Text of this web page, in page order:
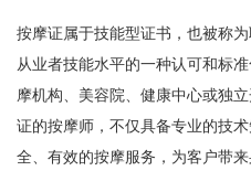
按摩证属于技能型证书，也被称
从业者技能水平的一种认可和标
摩机构、美容院、健康中心或独
证的按摩师，不仅具备专业的技
全、有效的按摩服务，为客户带来